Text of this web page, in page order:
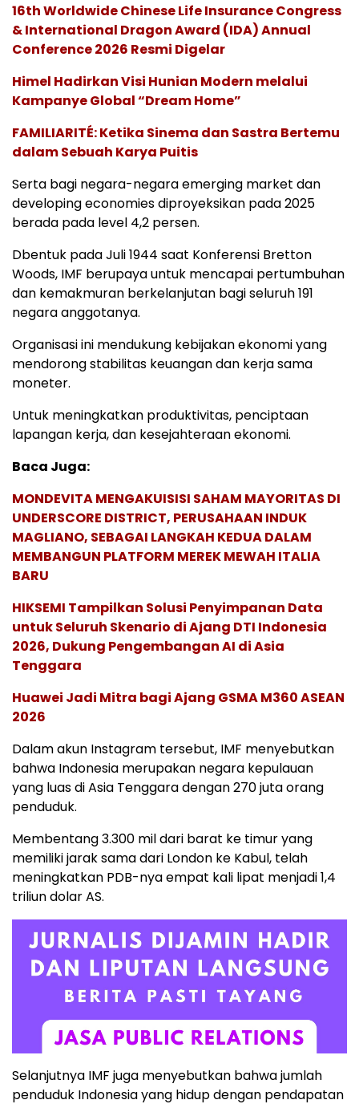
16th Worldwide Chinese Life Insurance Congress
& International Dragon Award (IDA) Annual
Conference 2026 Resmi Digelar
Himel Hadirkan Visi Hunian Modern melalui
Kampanye Global “Dream Home”
FAMILIARITÉ: Ketika Sinema dan Sastra Bertemu
dalam Sebuah Karya Puitis
Serta bagi negara-negara emerging market dan
developing economies diproyeksikan pada 2025
berada pada level 4,2 persen.
Dbentuk pada Juli 1944 saat Konferensi Bretton
Woods, IMF berupaya untuk mencapai pertumbuhan
dan kemakmuran berkelanjutan bagi seluruh 191
negara anggotanya.
Organisasi ini mendukung kebijakan ekonomi yang
mendorong stabilitas keuangan dan kerja sama
moneter.
Untuk meningkatkan produktivitas, penciptaan
lapangan kerja, dan kesejahteraan ekonomi.
Baca Juga:
MONDEVITA MENGAKUISISI SAHAM MAYORITAS DI
UNDERSCORE DISTRICT, PERUSAHAAN INDUK
MAGLIANO, SEBAGAI LANGKAH KEDUA DALAM
MEMBANGUN PLATFORM MEREK MEWAH ITALIA
BARU
HIKSEMI Tampilkan Solusi Penyimpanan Data
untuk Seluruh Skenario di Ajang DTI Indonesia
2026, Dukung Pengembangan AI di Asia
Tenggara
Huawei Jadi Mitra bagi Ajang GSMA M360 ASEAN
2026
Dalam akun Instagram tersebut, IMF menyebutkan
bahwa Indonesia merupakan negara kepulauan
yang luas di Asia Tenggara dengan 270 juta orang
penduduk.
Membentang 3.300 mil dari barat ke timur yang
memiliki jarak sama dari London ke Kabul, telah
meningkatkan PDB-nya empat kali lipat menjadi 1,4
triliun dolar AS.
Selanjutnya IMF juga menyebutkan bahwa jumlah
penduduk Indonesia yang hidup dengan pendapatan